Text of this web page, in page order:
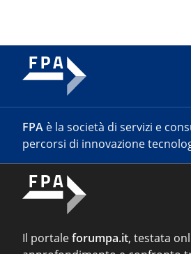
FPA è la società di servizi e
percorsi di innovazione
Il portaleforumpa.it, testata